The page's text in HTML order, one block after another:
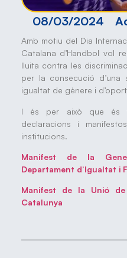
08/03/2024
Amb motiu del Dia
Catalana d’Handbol vol
lluita contra les
per la consecució d’una
igualtat de gènere i
I és per això que és
declaracions i
institucions.
Manifest de la
Departament d’Igualtat i
Manifest de la Unió de
Catalunya